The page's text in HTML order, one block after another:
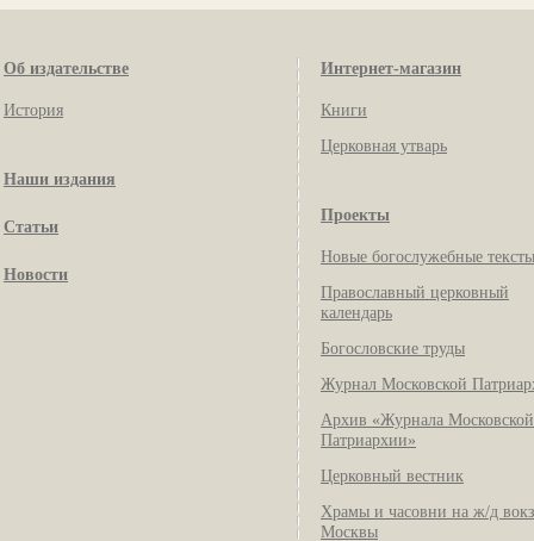
Об издательстве
История
Наши издания
Статьи
Новости
Интернет-магазин
Книги
Церковная утварь
Проекты
Новые богослужебные тексты
Православный церковный
календарь
Богословские труды
Журнал Московской
Архив «Журнала Московской
Патриархии»
Церковный вестник
Храмы и часовни на ж/д
Москвы